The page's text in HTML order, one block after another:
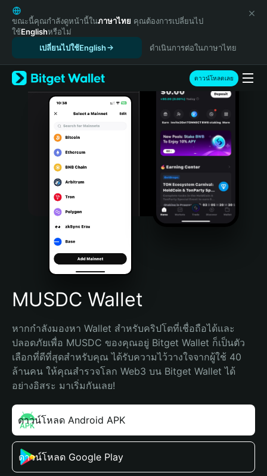
English
日本語
Tiếng Việt
Español (Latinoamérica)
Türkçe
Italiano
Português (Portugal)
Bahasa Indonesia
Português (Brasil)
Español (Argentina)
ขณะนี้คุณกำลังดูหน้านี้ในภาษาไทย คุณต้องการเปลี่ยนไป
ใช้Englishหรือไม่
เปลี่ยนไปใช้English
ดำเนินการต่อในภาษาไทย
ดาวน์โหลดเลย
MUSDC Wallet
หากกำลังมองหา Wallet สำหรับคริปโตที่เชื่อถือได้และ
ปลอดภัยเพื่อ MUSDC ของคุณอยู่ Bitget Wallet ก็เป็นตัว
เลือกที่ดีที่สุดสำหรับคุณ ได้รับความไว้วางใจจากผู้ใช้ 40
ล้านคน ให้คุณสำรวจโลก Web3 บน Bitget Wallet ได้
อย่างอิสระ มาเริ่มกันเลย!
ดาวน์โหลด Android APK
ดาวน์โหลด Google Play